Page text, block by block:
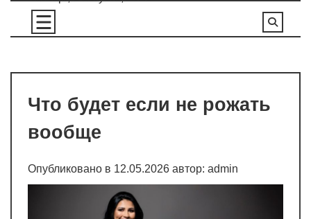
Перейти
содержимому
Что будет если не рожать
вообще
Опубликовано в 12.05.2026 автор: admin